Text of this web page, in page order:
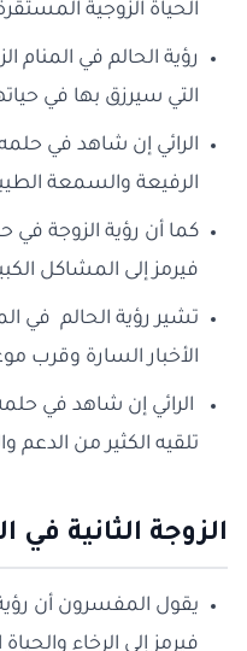
الحياة الزوجية
رؤية الحالم في المنام
التي سيرزق بها في
الرائي إن شاهد في
الرفيعة والسمعة
كما أن رؤية الزوجة في
فيرمز إلى المشاكل
تشير رؤية الحالم في
الأخبار السارة وقرب
الرائي إن شاهد في
تلقيه الكثير من الدعم
الزوجة الثانية في
يقول المفسرون أن رؤية
فيرمز إلى الرخاء